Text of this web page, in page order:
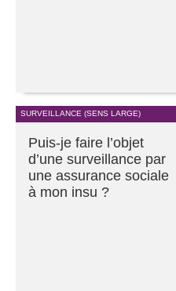
SURVEILLANCE (SENS LARGE)
Puis-je faire l’objet
d’une surveillance par
une assurance sociale
à mon insu ?